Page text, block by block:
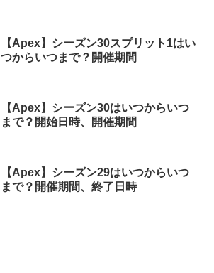
【Apex】シーズン30スプリット1はい
つからいつまで？開催期間
【Apex】シーズン30はいつからいつ
まで？開始日時、開催期間
【Apex】シーズン29はいつからいつ
まで？開催期間、終了日時